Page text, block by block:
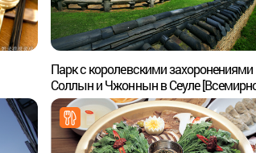
Парк с королевскими захоронениями
Соллын и Чжоннын в Сеуле
культурное наследие ЮНЕСКО] (서울
선릉(성종과 정현왕후)과 정릉(중종)
[유네스코 세계문화유산])